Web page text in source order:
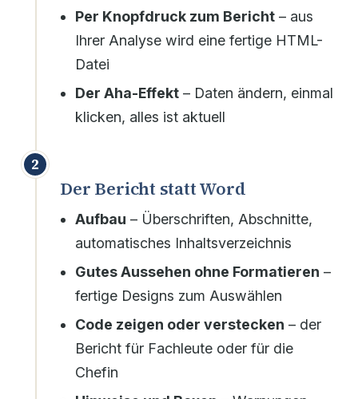
Per Knopfdruck zum Bericht– aus
Ihrer Analyse wird eine fertige HTML-
Datei
Der Aha-Effekt– Daten ändern, einmal
klicken, alles ist aktuell
2
Der Bericht statt Word
Aufbau – Überschriften, Abschnitte,
automatisches Inhaltsverzeichnis
Gutes Aussehen ohne Formatieren –
fertige Designs zum Auswählen
Code zeigen oder verstecken – der
Bericht für Fachleute oder für die
Chefin